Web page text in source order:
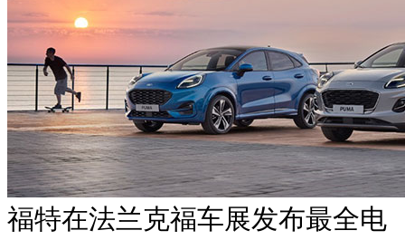
福特在法兰克福车展发布最全电